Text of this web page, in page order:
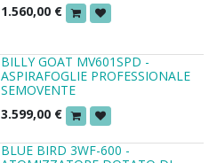
1.560,00 €
BILLY GOAT MV601SPD -
ASPIRAFOGLIE PROFESSIONALE
SEMOVENTE
3.599,00 €
BLUE BIRD 3WF-600 -